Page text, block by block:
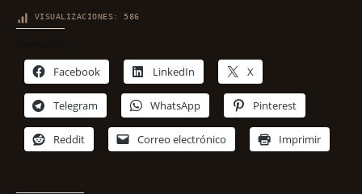
VISUALIZACIONES: 586
Facebook LinkedIn X
Telegram WhatsApp Pinterest
Reddit Correo electrónico Imprimir